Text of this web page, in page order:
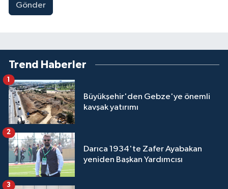
Gönder
Trend Haberler
Büyükşehir'den Gebze'ye önemli
kavşak yatırımı
1
Darıca 1934'te Zafer Ayabakan
yeniden Başkan Yardımcısı
2
3